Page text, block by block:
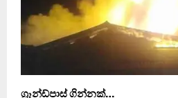
ග්‍රෑන්ඩ්පාස් ගින්නක්…